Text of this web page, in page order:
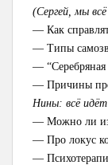
(Сергей, мы
— Как
— Типы
— “Серебряная
— Причины
Нины: всё идёт
— Можно ли
— Про локус
—